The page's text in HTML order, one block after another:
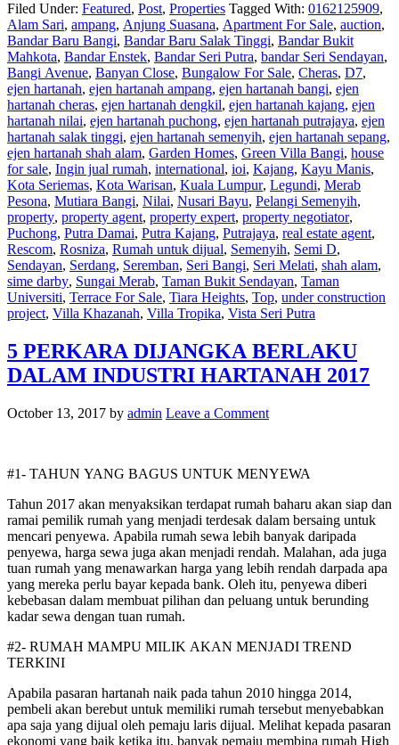
Filed Under: Featured, Post, Properties Tagged With: 0162125909,
Alam Sari, ampang, Anjung Suasana, Apartment For Sale, auction,
Bandar Baru Bangi, Bandar Baru Salak Tinggi, Bandar Bukit
Mahkota, Bandar Enstek, Bandar Seri Putra, bandar Seri Sendayan,
Bangi Avenue, Banyan Close, Bungalow For Sale, Cheras, D7,
ejen hartanah, ejen hartanah ampang, ejen hartanah bangi, ejen
hartanah cheras, ejen hartanah dengkil, ejen hartanah kajang, ejen
hartanah nilai, ejen hartanah puchong, ejen hartanah putrajaya, ejen
hartanah salak tinggi, ejen hartanah semenyih, ejen hartanah sepang,
ejen hartanah shah alam, Garden Homes, Green Villa Bangi, house
for sale, Ingin jual rumah, international, ioi, Kajang, Kayu Manis,
Kota Seriemas, Kota Warisan, Kuala Lumpur, Legundi, Merab
Pesona, Mutiara Bangi, Nilai, Nusari Bayu, Pelangi Semenyih,
property, property agent, property expert, property negotiator,
Puchong, Putra Damai, Putra Kajang, Putrajaya, real estate agent,
Rescom, Rosniza, Rumah untuk dijual, Semenyih, Semi D,
Sendayan, Serdang, Seremban, Seri Bangi, Seri Melati, shah alam,
sime darby, Sungai Merab, Taman Bukit Sendayan, Taman
Universiti, Terrace For Sale, Tiara Heights, Top, under construction
project, Villa Khazanah, Villa Tropika, Vista Seri Putra
5 PERKARA DIJANGKA BERLAKU
DALAM INDUSTRI HARTANAH 2017
October 13, 2017 by admin Leave a Comment
#1- TAHUN YANG BAGUS UNTUK MENYEWA
Tahun 2017 akan menyaksikan terdapat rumah baharu akan siap dan
ramai pemilik rumah yang menjadi terdesak dalam bersaing untuk
mencari penyewa. Apabila rumah sewa lebih banyak daripada
penyewa, harga sewa juga akan menjadi rendah. Malahan, ada juga
tuan rumah yang menawarkan harga yang lebih rendah darpada apa
yang mereka perlu bayar kepada bank. Oleh itu, penyewa diberi
kebebasan dalam membuat pilihan dan peluang untuk berunding
kadar sewa dengan tuan rumah.
#2- RUMAH MAMPU MILIK AKAN MENJADI TREND
TERKINI
Apabila pasaran hartanah naik pada tahun 2010 hingga 2014,
pembeli akan berebut untuk memiliki rumah tersebut menyebabkan
apa saja yang dijual oleh pemaju laris dijual. Melihat kepada pasaran
ekonomi yang baik ketika itu, banyak pemaju membina rumah High